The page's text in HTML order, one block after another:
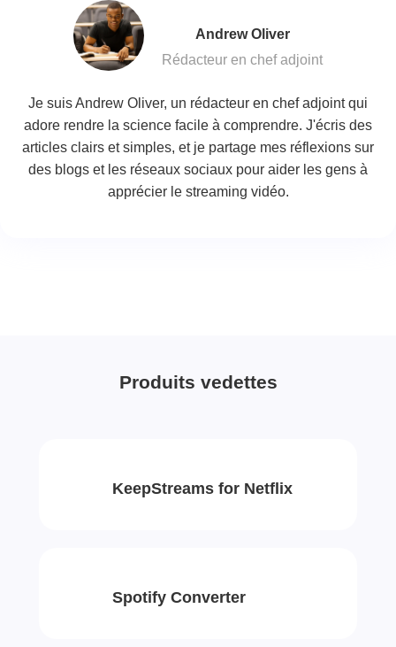
Andrew Oliver
Rédacteur en chef adjoint
Je suis Andrew Oliver, un rédacteur en chef adjoint qui
adore rendre la science facile à comprendre. J'écris des
articles clairs et simples, et je partage mes réflexions sur
des blogs et les réseaux sociaux pour aider les gens à
apprécier le streaming vidéo.
Produits vedettes
KeepStreams for Netflix
Spotify Converter